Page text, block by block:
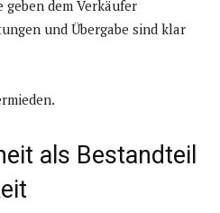
dem Verkäufer
und Übergabe sind klar
als Bestandteil